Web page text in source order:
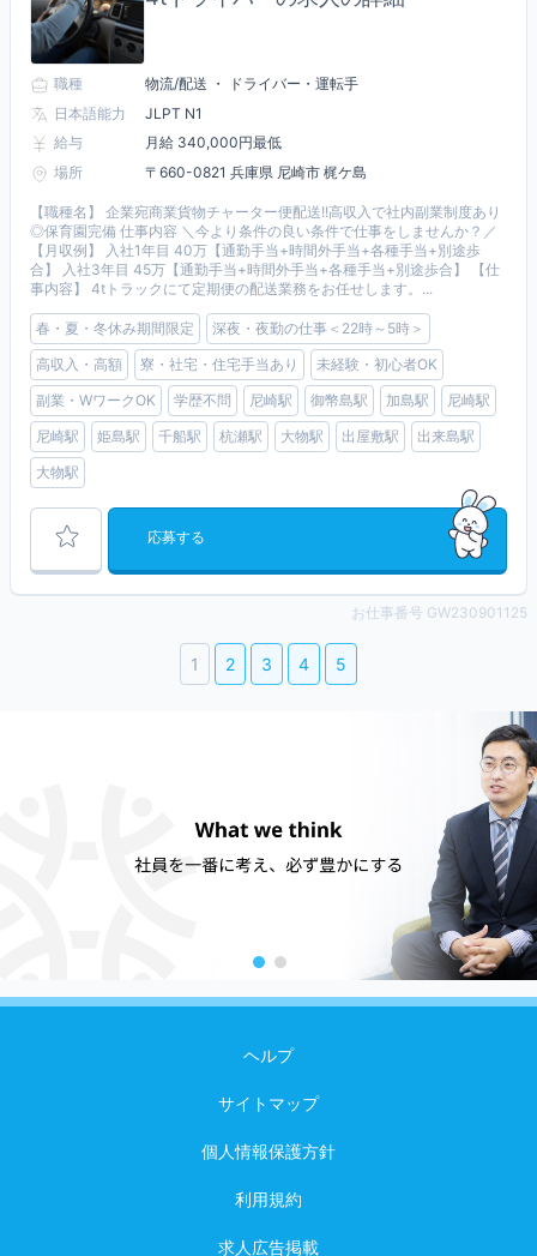
職種
物流/配送 ・ ドライバー・運転手
日本語能力
JLPT N1
給与
月給 340,000円最低
場所
〒660-0821 兵庫県 尼崎市 梶ケ島
【職種名】 企業宛商業貨物チャーター便配送!!高収入で社内副業制度あり
◎保育園完備 仕事内容 ＼今より条件の良い条件で仕事をしませんか？／
【月収例】 入社1年目 40万【通勤手当+時間外手当+各種手当+別途歩
合】 入社3年目 45万【通勤手当+時間外手当+各種手当+別途歩合】 【仕
事内容】 4tトラックにて定期便の配送業務をお任せします。...
春・夏・冬休み期間限定
深夜・夜勤の仕事＜22時～5時＞
高収入・高額
寮・社宅・住宅手当あり
未経験・初心者OK
副業・WワークOK
学歴不問 尼崎駅 御幣島駅 加島駅
尼崎駅
尼崎駅
姫島駅 千船駅 杭瀬駅 大物駅 出屋敷駅
出来島駅
大物駅
応募する
お仕事番号 GW230901125
1 2 3 4 5
ヘルプ
サイトマップ
個人情報保護方針
利用規約
求人広告掲載